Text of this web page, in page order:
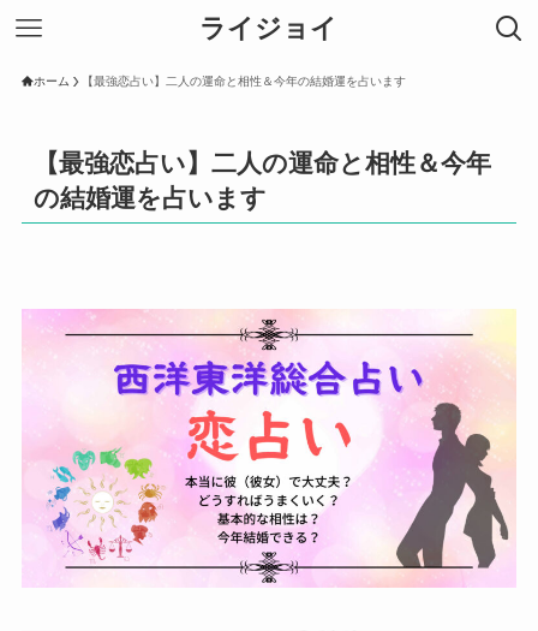
ライジョイ
ホーム 【最強恋占い】二人の運命と相性＆今年の結婚運を占います
【最強恋占い】二人の運命と相性＆今年
の結婚運を占います